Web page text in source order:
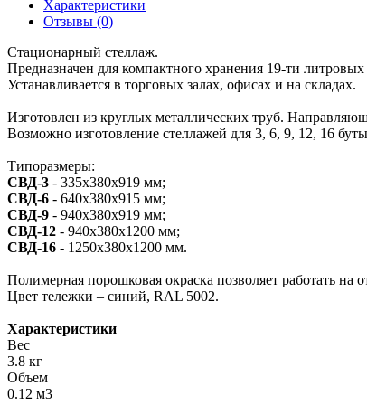
Характеристики
Отзывы (0)
Стационарный стеллаж.
Предназначен для компактного хранения 19-ти
Устанавливается в торговых залах, офисах и на складах.
Изготовлен из круглых металлических труб.
Возможно изготовление стеллажей для 3, 6, 9, 12, 16
Типоразмеры:
СВД-3 - 335х380х919 мм;
СВД-6 - 640х380х915 мм;
СВД-9 - 940х380х919 мм;
СВД-12 - 940х380х1200 мм;
СВД-16 - 1250х380х1200 мм.
Полимерная порошковая окраска позволяет работать на
Цвет тележки – синий, RAL 5002.
Характеристики
Вес
3.8 кг
Объем
0.12 м3